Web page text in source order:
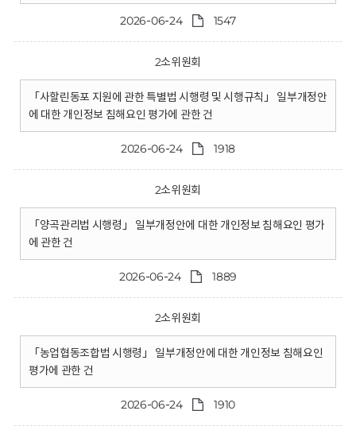
2026-06-24 1547
2소위원회
「사할린동포 지원에 관한 특별법 시행령 및 시행규칙」 일부개정안
에 대한 개인정보 침해요인 평가에 관한 건
2026-06-24 1918
2소위원회
「양곡관리법 시행령」 일부개정안에 대한 개인정보 침해요인 평가
에 관한 건
2026-06-24 1889
2소위원회
「농업협동조합법 시행령」 일부개정안에 대한 개인정보 침해요인
평가에 관한 건
2026-06-24 1910